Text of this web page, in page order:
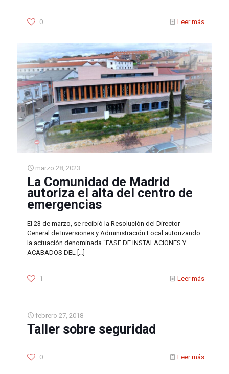
0 Leer más
marzo 28, 2023
La Comunidad de Madrid
autoriza el alta del centro de
emergencias
El 23 de marzo, se recibió la Resolución del Director
General de Inversiones y Administración Local autorizando
la actuación denominada “FASE DE INSTALACIONES Y
ACABADOS DEL […]
1 Leer más
febrero 27, 2018
Taller sobre seguridad
0 Leer más